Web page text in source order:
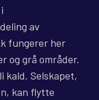
av
fungerer her
og grå områder.
kald. Selskapet,
kan flytte